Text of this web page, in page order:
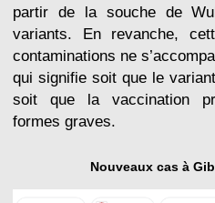
partir de la souche de
variants. En revanche,
contaminations ne
qui signifie soit que le
soit que la vaccination
formes graves.
Nouveaux cas à